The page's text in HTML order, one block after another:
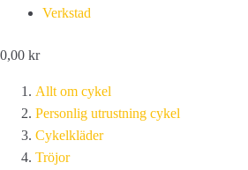
Verkstad
0,00 kr
Allt om cykel
Personlig utrustning cykel
Cykelkläder
Tröjor